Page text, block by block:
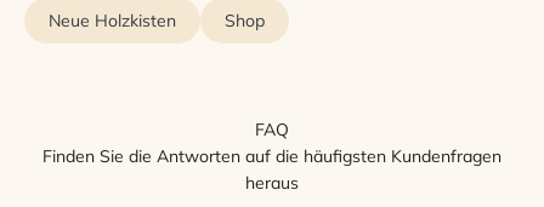
Neue Holzkisten Shop
FAQ
Finden Sie die Antworten auf die häufigsten Kundenfragen
heraus